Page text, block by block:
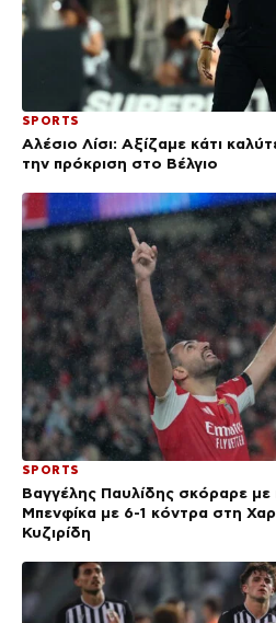
SPORTS
Αλέσιο Λίσι: Αξίζαμε κάτι
την πρόκριση στο Βέλγιο
SPORTS
Βαγγέλης Παυλίδης σκόραρε με
Μπενφίκα με 6-1 κόντρα στη
Κυζιρίδη